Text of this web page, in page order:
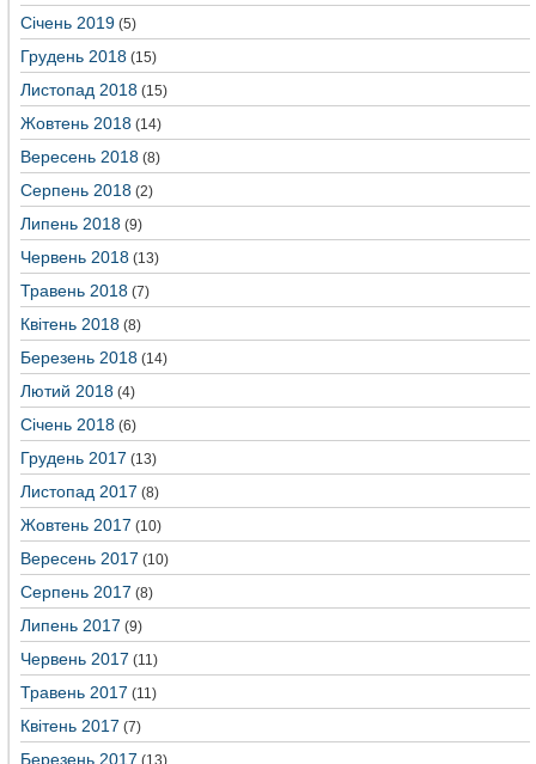
Січень 2019 (5)
Грудень 2018 (15)
Листопад 2018 (15)
Жовтень 2018 (14)
Вересень 2018 (8)
Серпень 2018 (2)
Липень 2018 (9)
Червень 2018 (13)
Травень 2018 (7)
Квітень 2018 (8)
Березень 2018 (14)
Лютий 2018 (4)
Січень 2018 (6)
Грудень 2017 (13)
Листопад 2017 (8)
Жовтень 2017 (10)
Вересень 2017 (10)
Серпень 2017 (8)
Липень 2017 (9)
Червень 2017 (11)
Травень 2017 (11)
Квітень 2017 (7)
Березень 2017 (13)